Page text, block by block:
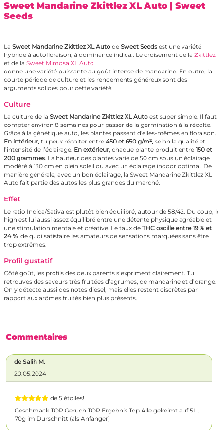
Sweet Mandarine Zkittlez XL Auto | Sweet
Seeds
La Sweet Mandarine Zkittlez XL Auto de Sweet Seeds est une variété
hybride à autofloraison, à dominance indica.. Le croisement de la Zkittlez
et de la Sweet Mimosa XL Auto
donne une variété puissante au goût intense de mandarine. En outre, la
courte période de culture et les rendements généreux sont des
arguments solides pour cette variété.
Culture
La culture de la Sweet Mandarine Zkittlez XL Auto est super simple. Il faut
compter environ 8 semaines pour passer de la germination à la récolte.
Grâce à la génétique auto, les plantes passent d'elles-mêmes en floraison.
En intérieur, tu peux récolter entre 450 et 650 g/m², selon la qualité et
l’intensité de l’éclairage. En extérieur, chaque plante produit entre 150 et
200 grammes. La hauteur des plantes varie de 50 cm sous un éclairage
modéré à 130 cm en plein soleil ou avec un éclairage indoor optimal. De
manière générale, avec un bon éclairage, la Sweet Mandarine Zkittlez XL
Auto fait partie des autos les plus grandes du marché.
Effet
Le ratio Indica/Sativa est plutôt bien équilibré, autour de 58/42. Du coup,
high est lui aussi assez équilibré entre une détente physique agréable et
une stimulation mentale et créative. Le taux de THC oscille entre 19 % et
24 %, de quoi satisfaire les amateurs de sensations marquées sans être
trop extrêmes.
Profil gustatif
Côté goût, les profils des deux parents s’expriment clairement. Tu
retrouves des saveurs très fruitées d’agrumes, de mandarine et d’orange.
On y détecte aussi des notes diesel, mais elles restent discrètes par
rapport aux arômes fruités bien plus présents.
Commentaires
de Salih M.
20.05.2024
de 5 étoiles!
Geschmack TOP Geruch TOP Ergebnis Top Alle gekeimt auf 5L ,
70g im Durschnitt (als Anfänger)